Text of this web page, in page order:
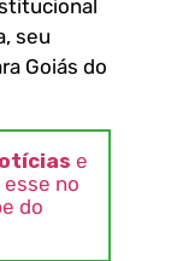
seu
Goiás do
e
no
do